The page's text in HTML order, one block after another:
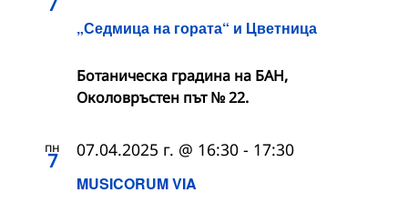
„Седмица на гората“ и Цветница
Ботаническа градина на БАН,
Околовръстен път № 22.
пн
7
MUSICORUM VIA
07.04.2025 г. @ 16:30 - 17:30